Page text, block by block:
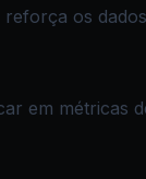
reforça os
em métricas